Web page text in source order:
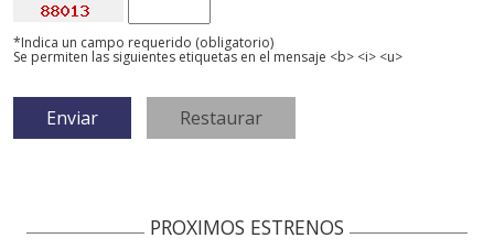
*Indica un campo requerido (obligatorio)
Se permiten las siguientes etiquetas en el mensaje <b> <i> <u>
PROXIMOS ESTRENOS